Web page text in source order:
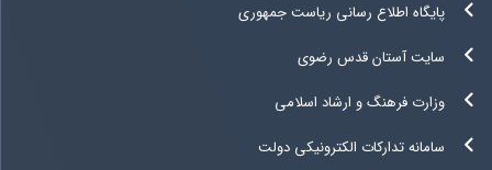
پایگاه اطلاع رسانی ریاست جمهوری
سایت آستان قدس رضوی
وزارت فرهنگ و ارشاد اسلامی
سامانه تدارکات الکترونیکی دولت